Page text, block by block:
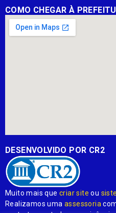
COMO CHEGAR À
DESENVOLVIDO POR CR2
Muito mais quecriar site ou
Realizamos umaassessoria